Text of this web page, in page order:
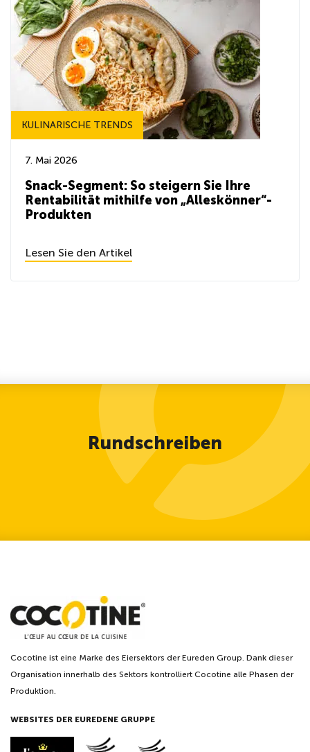
KULINARISCHE TRENDS
7. Mai 2026
Snack-Segment: So steigern Sie Ihre
Rentabilität mithilfe von „Alleskönner“-
Produkten
Lesen Sie den Artikel
Rundschreiben
Cocotine ist eine Marke des Eiersektors der Eureden Group. Dank dieser
Organisation innerhalb des Sektors kontrolliert Cocotine alle Phasen der
Produktion.
WEBSITES DER EUREDENE GRUPPE